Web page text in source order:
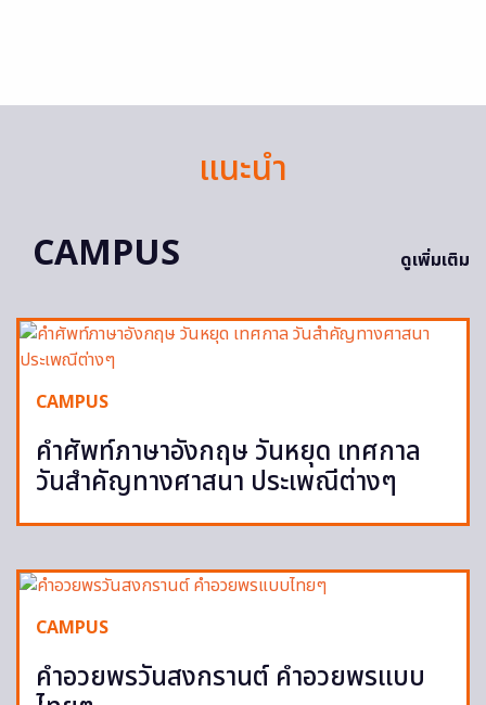
แนะนำ
CAMPUS
ดูเพิ่มเติม
CAMPUS
คำศัพท์ภาษาอังกฤษ วันหยุด เทศกาล
วันสำคัญทางศาสนา ประเพณีต่างๆ
CAMPUS
คำอวยพรวันสงกรานต์ คำอวยพรแบบ